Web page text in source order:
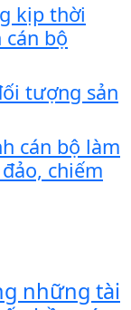
kịp thời
bộ
tượng sản
cán bộ làm
chiếm
những tài